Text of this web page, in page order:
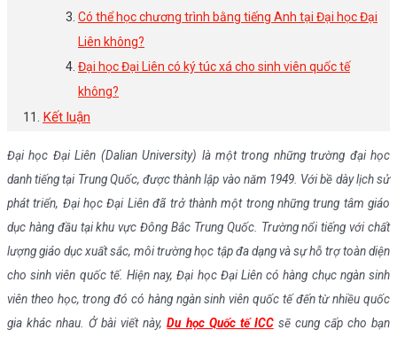
Có thể học chương trình bằng tiếng Anh tại Đại học Đại
Liên không?
Đại học Đại Liên có ký túc xá cho sinh viên quốc tế
không?
Kết luận
Đại học Đại Liên (Dalian University) là một trong những trường đại học
danh tiếng tại Trung Quốc, được thành lập vào năm 1949. Với bề dày lịch sử
phát triển, Đại học Đại Liên đã trở thành một trong những trung tâm giáo
dục hàng đầu tại khu vực Đông Bắc Trung Quốc. Trường nổi tiếng với chất
lượng giáo dục xuất sắc, môi trường học tập đa dạng và sự hỗ trợ toàn diện
cho sinh viên quốc tế. Hiện nay, Đại học Đại Liên có hàng chục ngàn sinh
viên theo học, trong đó có hàng ngàn sinh viên quốc tế đến từ nhiều quốc
gia khác nhau. Ở bài viết này,Du học Quốc tế ICCsẽ cung cấp cho bạn